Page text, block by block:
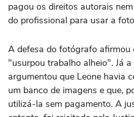
pagou os direitos autorais
do profissional para usar a
A defesa do fotógrafo afirmou
"usurpou trabalho alheio". Já
argumentou que Leone havia
um banco de imagens e que,
utilizá-la sem pagamento. A